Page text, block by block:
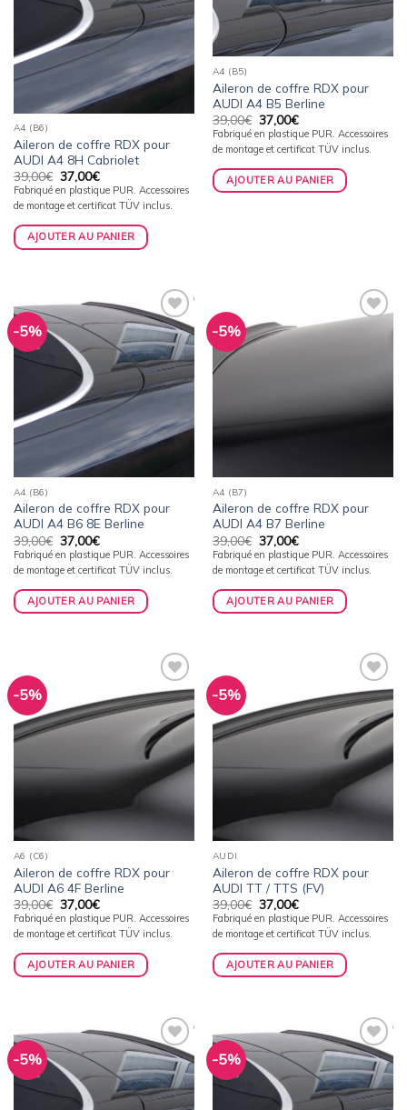
A4 (B6)
Aileron de coffre RDX pour
AUDI A4 8H Cabriolet
39,00€ Le
prix
initial
était :
39,00€.
37,00€Le
prix
actuel
est :
37,00€.
Fabriqué en plastique PUR. Accessoires
de montage et certificat TÜV inclus.
AJOUTER AU PANIER
A4 (B5)
Aileron de coffre RDX pour
AUDI A4 B5 Berline
39,00€ Le
prix
initial
était :
39,00€.
37,00€Le
prix
actuel
est :
37,00€.
Fabriqué en plastique PUR. Accessoires
de montage et certificat TÜV inclus.
AJOUTER AU PANIER
-5%
Ajouter
à la
wishlist
A4 (B6)
Aileron de coffre RDX pour
AUDI A4 B6 8E Berline
39,00€ Le
prix
initial
était :
39,00€.
37,00€Le
prix
actuel
est :
37,00€.
Fabriqué en plastique PUR. Accessoires
de montage et certificat TÜV inclus.
AJOUTER AU PANIER
-5%
A4 (B7)
Aileron de coffre RDX pour
AUDI A4 B7 Berline
39,00€ Le
prix
initial
était :
39,00€.
37,00€Le
prix
actuel
est :
37,00€.
Fabriqué en plastique PUR. Accessoires
de montage et certificat TÜV inclus.
AJOUTER AU PANIER
-5%
Ajouter
à la
wishlist
A6 (C6)
Aileron de coffre RDX pour
AUDI A6 4F Berline
39,00€ Le
prix
initial
était :
39,00€.
37,00€Le
prix
actuel
est :
37,00€.
Fabriqué en plastique PUR. Accessoires
de montage et certificat TÜV inclus.
AJOUTER AU PANIER
-5%
Ajouter
à la
wishlist
AUDI
Aileron de coffre RDX pour
AUDI TT / TTS (FV)
39,00€ Le
prix
initial
était :
39,00€.
37,00€Le
prix
actuel
est :
37,00€.
Fabriqué en plastique PUR. Accessoires
de montage et certificat TÜV inclus.
AJOUTER AU PANIER
-5%
Ajouter
à la
wishlist
-5%
Ajouter
à la
wishlist